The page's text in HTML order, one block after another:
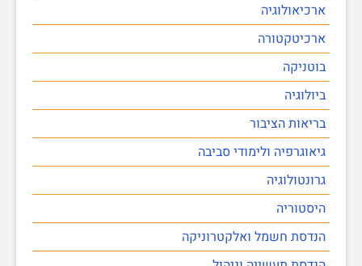
ארכיאולוגיה
ארכיטקטורה
בוטניקה
ביולוגיה
בריאות הציבור
גיאוגרפיה ולימודי סביבה
גרונטולוגיה
היסטוריה
הנדסת חשמל ואלקטרוניקה